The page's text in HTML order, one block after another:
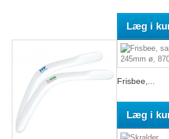
Læg i
Frisbee,...
Læg i